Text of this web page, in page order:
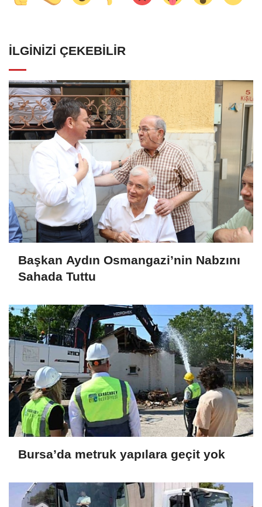
İLGINIZI ÇEKEBILIR
Başkan Aydın Osmangazi’nin Nabzını
Sahada Tuttu
Bursa’da metruk yapılara geçit yok